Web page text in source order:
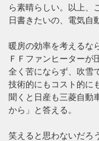
ら素晴らしい。以上、
日書きたいの、電気自
暖房の効率を考えるな
ＦＦファンヒーターが
全く苦にならず、吹雪
技術的にもコスト的に
聞くと日産も三菱自動
から」と答える。
笑えると思わないだろ